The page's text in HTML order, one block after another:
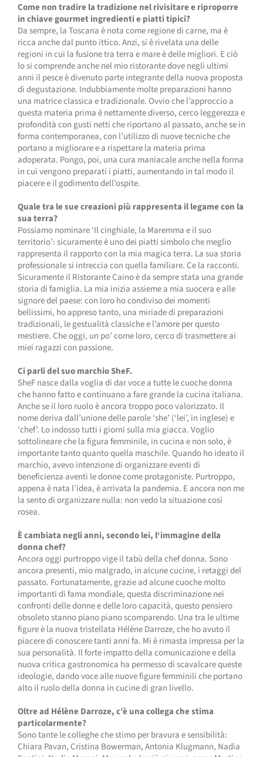
Come non tradire la tradizione nel rivisitare e riproporre
in chiave gourmet ingredienti e piatti tipici?
Da sempre, la Toscana è nota come regione di carne, ma è
ricca anche dal punto ittico. Anzi, si è rivelata una delle
regioni in cui la fusione tra terra e mare è delle migliori. E ciò
lo si comprende anche nel mio ristorante dove negli ultimi
anni il pesce è divenuto parte integrante della nuova proposta
di degustazione. Indubbiamente molte preparazioni hanno
una matrice classica e tradizionale. Ovvio che l’approccio a
questa materia prima è nettamente diverso, cerco leggerezza e
profondità con gusti netti che riportano al passato, anche se in
forma contemporanea, con l’utilizzo di nuove tecniche che
portano a migliorare e a rispettare la materia prima
adoperata. Pongo, poi, una cura maniacale anche nella forma
in cui vengono preparati i piatti, aumentando in tal modo il
piacere e il godimento dell’ospite.
Quale tra le sue creazioni più rappresenta il legame con la
sua terra?
Possiamo nominare ‘Il cinghiale, la Maremma e il suo
territorio’: sicuramente è uno dei piatti simbolo che meglio
rappresenta il rapporto con la mia magica terra. La sua storia
professionale si intreccia con quella familiare. Ce la racconti.
Sicuramente il Ristorante Caino è da sempre stata una grande
storia di famiglia. La mia inizia assieme a mia suocera e alle
signore del paese: con loro ho condiviso dei momenti
bellissimi, ho appreso tanto, una miriade di preparazioni
tradizionali, le gestualità classiche e l’amore per questo
mestiere. Che oggi, un po’ come loro, cerco di trasmettere ai
miei ragazzi con passione.
Ci parli del suo marchio SheF.
SheF nasce dalla voglia di dar voce a tutte le cuoche donna
che hanno fatto e continuano a fare grande la cucina italiana.
Anche se il loro ruolo è ancora troppo poco valorizzato. Il
nome deriva dall’unione delle parole ‘she’ (‘lei’, in inglese) e
‘chef’. Lo indosso tutti i giorni sulla mia giacca. Voglio
sottolineare che la figura femminile, in cucina e non solo, è
importante tanto quanto quella maschile. Quando ho ideato il
marchio, avevo intenzione di organizzare eventi di
beneficienza aventi le donne come protagoniste. Purtroppo,
appena è nata l’idea, è arrivata la pandemia. E ancora non me
la sento di organizzare nulla: non vedo la situazione così
rosea.
È cambiata negli anni, secondo lei, l‘immagine della
donna chef?
Ancora oggi purtroppo vige il tabù della chef donna. Sono
ancora presenti, mio malgrado, in alcune cucine, i retaggi del
passato. Fortunatamente, grazie ad alcune cuoche molto
importanti di fama mondiale, questa discriminazione nei
confronti delle donne e delle loro capacità, questo pensiero
obsoleto stanno piano piano scomparendo. Una tra le ultime
figure è la nuova tristellata Hélène Darroze, che ho avuto il
piacere di conoscere tanti anni fa. Mi è rimasta impressa per la
sua personalità. Il forte impatto della comunicazione e della
nuova critica gastronomica ha permesso di scavalcare queste
ideologie, dando voce alle nuove figure femminili che portano
alto il ruolo della donna in cucine di gran livello.
Oltre ad Hélène Darroze, c’è una collega che stima
particolarmente?
Sono tante le colleghe che stimo per bravura e sensibilità:
Chiara Pavan, Cristina Bowerman, Antonia Klugmann, Nadia